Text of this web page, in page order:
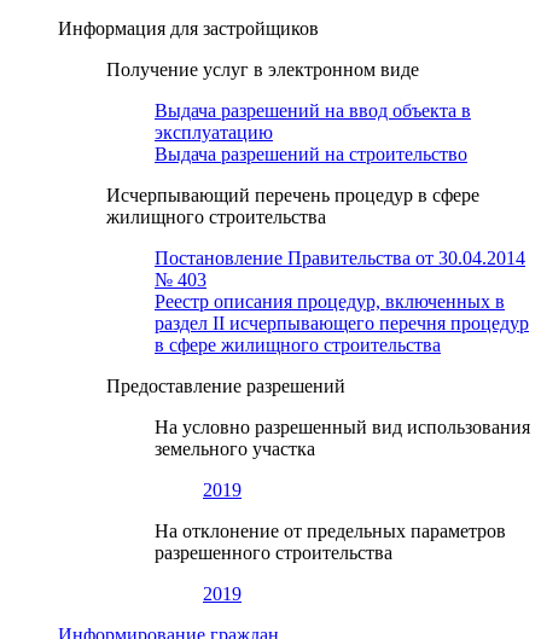
Информация для застройщиков
Получение услуг в электронном виде
Выдача разрешений на ввод объекта в
эксплуатацию
Выдача разрешений на строительство
Исчерпывающий перечень процедур в сфере
жилищного строительства
Постановление Правительства от 30.04.2014
№ 403
Реестр описания процедур, включенных в
раздел II исчерпывающего перечня процедур
в сфере жилищного строительства
Предоставление разрешений
На условно разрешенный вид использования
земельного участка
2019
На отклонение от предельных параметров
разрешенного строительства
2019
Информирование граждан